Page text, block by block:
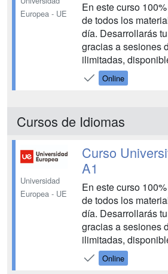
Europea - UE
En este curso
de todos los
día. Desarrollarás tu conversación
gracias a sesiones
ilimitadas,
durante 6 meses.
alumnos de todo el
mejorar tu niv...
Online
Cursos de Idiomas
Universidad
Europea - UE
Curso
A1
En este curso
de todos los
día. Desarrollarás
gracias a sesiones
ilimitadas,
durante 6 meses. Participarás con
alumnos de todo el
Online